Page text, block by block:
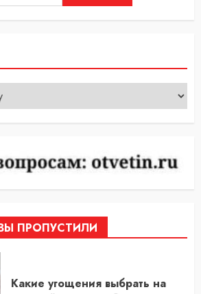
ПРОПУСТИЛИ
Какие угощения выбрать на